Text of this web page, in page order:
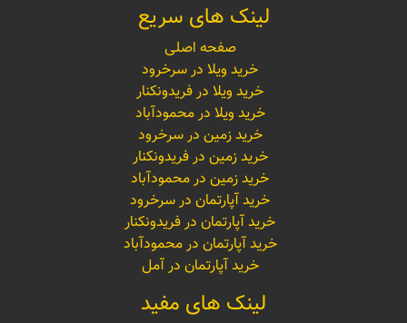
لینک های سریع
صفحه اصلی
خرید ویلا در سرخرود
خرید ویلا در فریدونکنار
خرید ویلا در محمودآباد
خرید زمین در سرخرود
خرید زمین در فریدونکنار
خرید زمین در محمودآباد
خرید آپارتمان در سرخرود
خرید آپارتمان در فریدونکنار
خرید آپارتمان در محمودآباد
خرید آپارتمان در آمل
لینک های مفید